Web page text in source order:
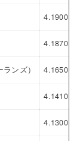
4.1900
4.1870
ンズ） 4.1650
4.1410
4.1300